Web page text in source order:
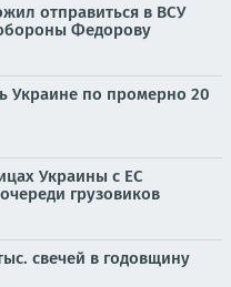
отправиться в ВСУ
Федорову
Украине по промерно 20
Украины с ЕС
грузовиков
свечей в годовщину